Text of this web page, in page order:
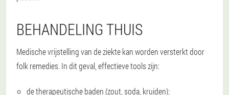
BEHANDELING THUIS
Medische vrijstelling van de ziekte kan worden versterkt door
folk remedies. In dit geval, effectieve tools zijn:
de therapeutische baden (zout, soda, kruiden);